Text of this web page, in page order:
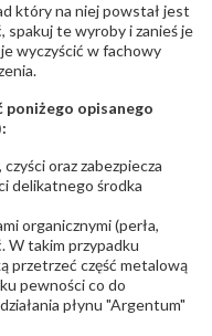
który na niej powstał jest
spakuj te wyroby i zanieś je
wyczyścić w fachowy
poniżego opisanego
oraz zabezpiecza
delikatnego środka
organicznymi (perła,
W takim przypadku
przetrzeć część metalową
pewności co do
płynu "Argentum"